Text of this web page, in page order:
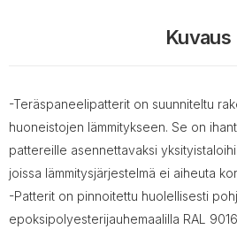
Kuvaus
-Teräspaneelipatterit on suunniteltu
huoneistojen lämmitykseen. Se on
pattereille asennettavaksi
joissa lämmitysjärjestelmä ei aiheuta
-Patterit on pinnoitettu huolellisesti
epoksipolyesterijauhemaalilla RAL